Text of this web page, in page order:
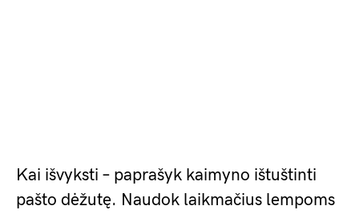
Kai išvyksti – paprašyk kaimyno ištuštinti
pašto dėžutę. Naudok laikmačius lempoms